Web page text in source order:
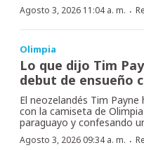
Agosto 3, 2026 11:04 a. m. ·
Olimpia
Lo que dijo Tim
debut de ensueño
El neozelandés Tim
con la camiseta de
paraguayo y confesando
Agosto 3, 2026 09:34 a. m. ·